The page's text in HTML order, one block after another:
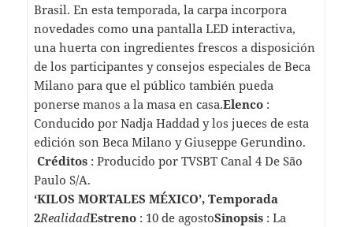
Brasil. En esta temporada, la carpa incorpora
novedades como una pantalla LED interactiva,
una huerta con ingredientes frescos a disposición
de los participantes y consejos especiales de Beca
Milano para que el público también pueda
ponerse manos a la masa en casa.Elenco:
Conducido por Nadja Haddad y los jueces de esta
edición son Beca Milano y Giuseppe Gerundino.
Créditos: Producido por TVSBT Canal 4 De São
Paulo S/A.
‘KILOS MORTALES MÉXICO’, Temporada
2RealidadEstreno: 10 de agostoSinopsis: La